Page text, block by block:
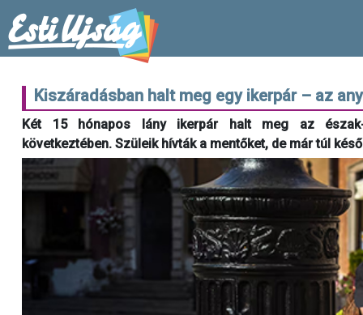
Kiszáradásban halt meg egy ikerpár – az
Két 15 hónapos lány ikerpár halt meg az észak-
következtében. Szüleik hívták a mentőket, de már túl